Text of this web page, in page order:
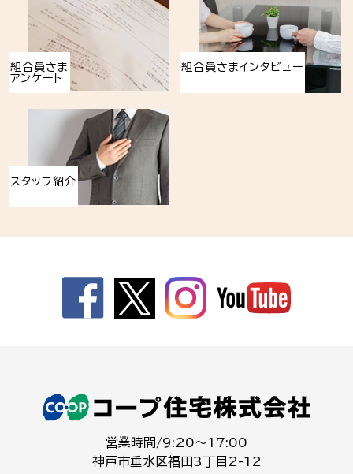
組合員さま
アンケート
組合員さまインタビュー
スタッフ紹介
営業時間/9:20～17:00
神戸市垂水区福田3丁目2-12